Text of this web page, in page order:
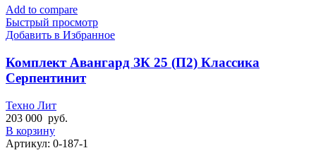
Add to compare
Быстрый просмотр
Добавить в Избранное
Комплект Авангард ЗК 25 (П2) Классика
Серпентинит
Техно Лит
203 000 руб.
В корзину
Артикул: 0-187-1